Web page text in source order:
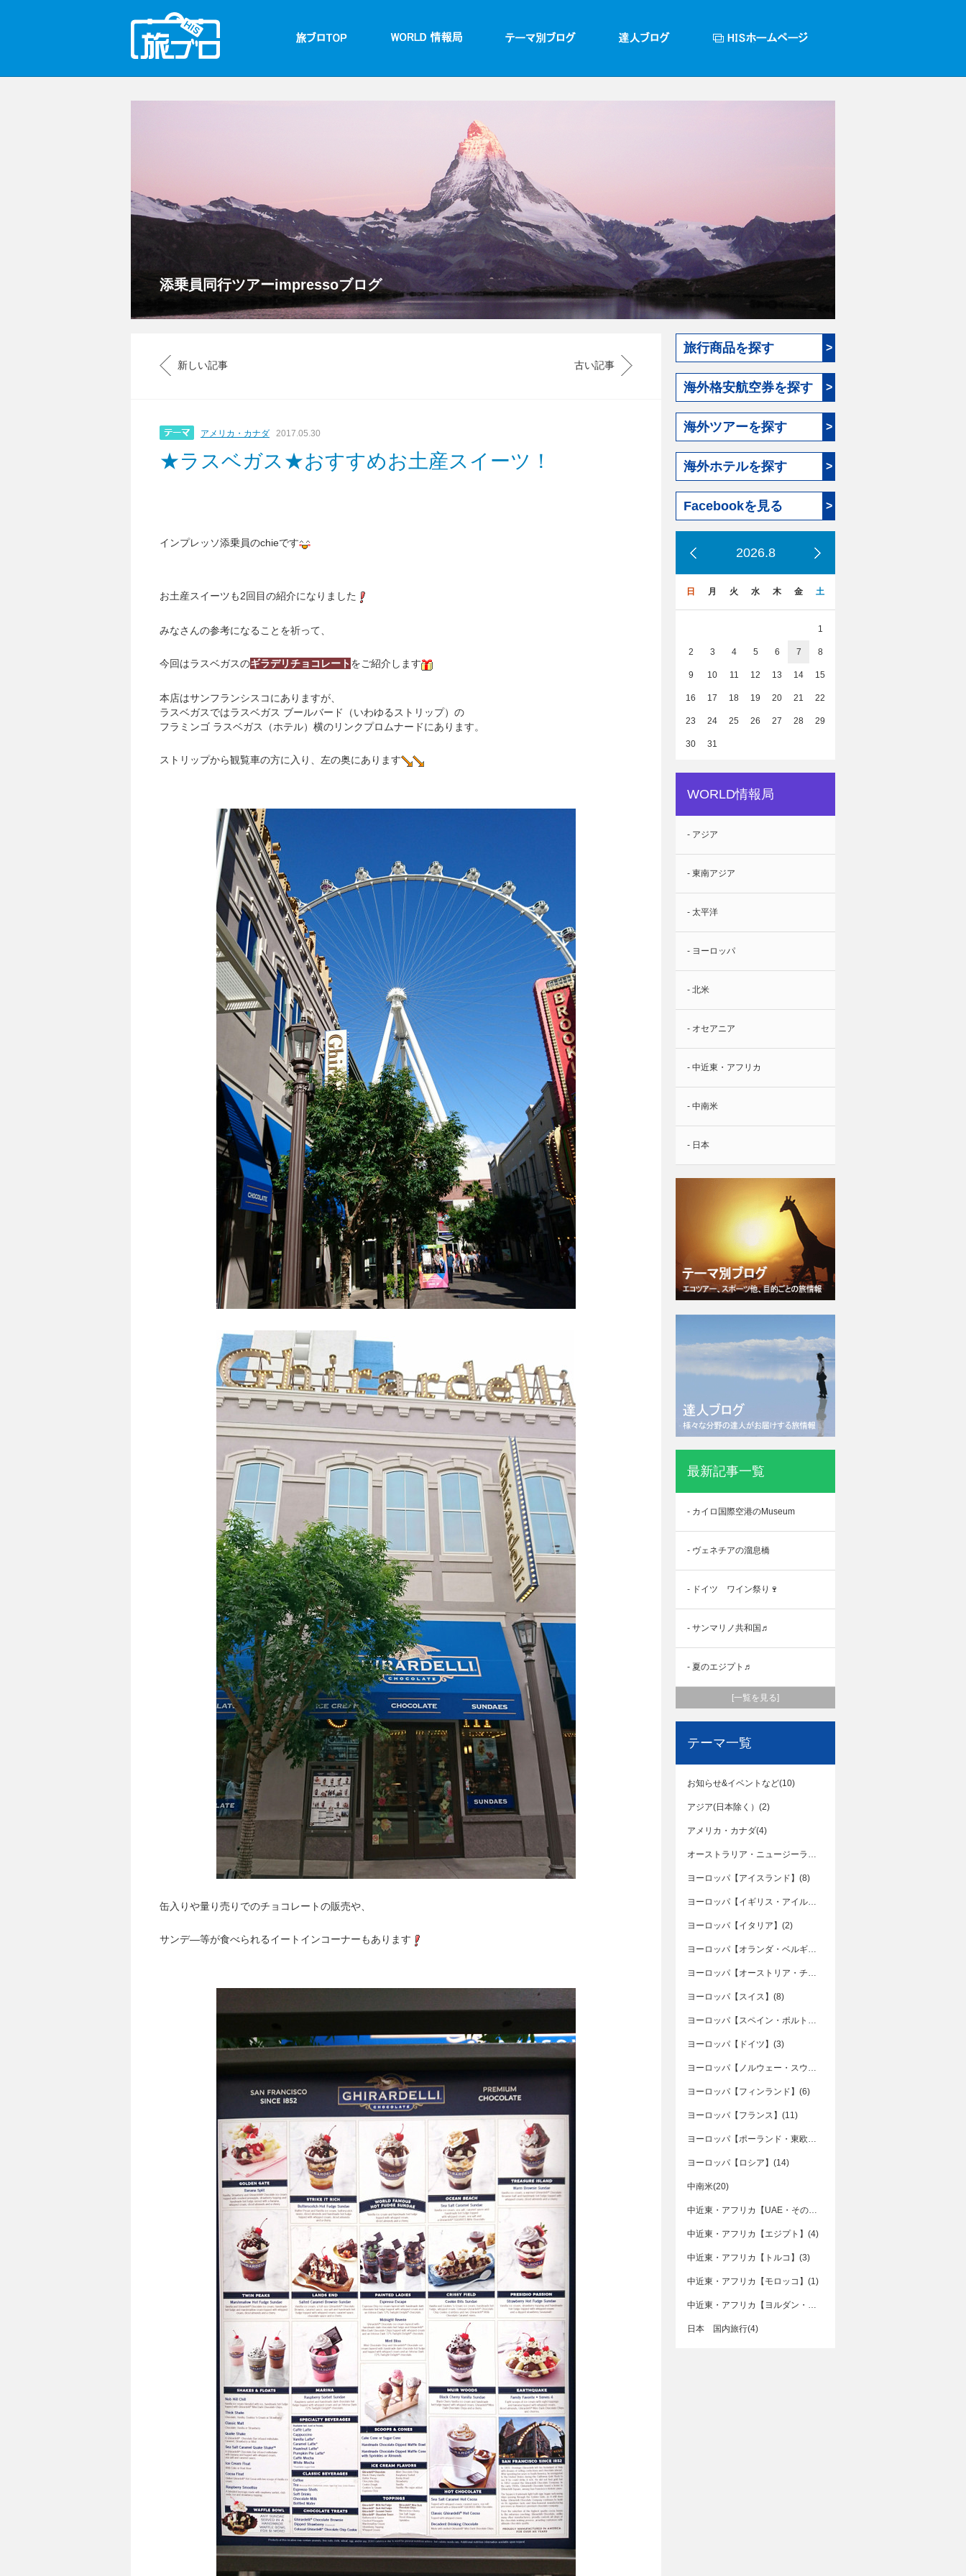
添乗員同行ツアーimpressoブログ
新しい記事 古い記事
アメリカ・カナダ 2017.05.30
★ラスベガス★おすすめお土産スイーツ！
インプレッソ添乗員のchieです
お土産スイーツも2回目の紹介になりました
みなさんの参考になることを祈って、
今回はラスベガスのギラデリチョコレートをご紹介します
本店はサンフランシスコにありますが、
ラスベガスではラスベガス ブールバード（いわゆるストリップ）の
フラミンゴ ラスベガス（ホテル）横のリンクプロムナードにあります。
ストリップから観覧車の方に入り、左の奥にあります
缶入りや量り売りでのチョコレートの販売や、
サンデ―等が食べられるイートインコーナーもあります
旅行商品を探す >
海外格安航空券を探す >
海外ツアーを探す >
海外ホテルを探す >
Facebookを見る >
2026.8
日 月 火 水 木 金 土
1
2 3 4 5 6 7 8
9 10 11 12 13 14 15
16 17 18 19 20 21 22
23 24 25 26 27 28 29
30 31
WORLD情報局
- アジア
- 東南アジア
- 太平洋
- ヨーロッパ
- 北米
- オセアニア
- 中近東・アフリカ
- 中南米
- 日本
最新記事一覧
- カイロ国際空港のMuseum
- ヴェネチアの溜息橋
- ドイツ ワイン祭り🍷
- サンマリノ共和国♬
- 夏のエジプト♬
[一覧を見る]
テーマ一覧
お知らせ&イベントなど(10)
アジア(日本除く）(2)
アメリカ・カナダ(4)
オーストラリア・ニュージーランド(7)
ヨーロッパ【アイスランド】(8)
ヨーロッパ【イギリス・アイルランド】(2)
ヨーロッパ【イタリア】(2)
ヨーロッパ【オランダ・ベルギー】(5)
ヨーロッパ【オーストリア・チェコ・ハンガリー】(7)
ヨーロッパ【スイス】(8)
ヨーロッパ【スペイン・ポルトガル】(16)
ヨーロッパ【ドイツ】(3)
ヨーロッパ【ノルウェー・スウェーデン・デンマーク】(2)
ヨーロッパ【フィンランド】(6)
ヨーロッパ【フランス】(11)
ヨーロッパ【ポーランド・東欧諸国】(11)
ヨーロッパ【ロシア】(14)
中南米(20)
中近東・アフリカ【UAE・その他】(2)
中近東・アフリカ【エジプト】(4)
中近東・アフリカ【トルコ】(3)
中近東・アフリカ【モロッコ】(1)
中近東・アフリカ【ヨルダン・イスラエル】(3)
日本 国内旅行(4)